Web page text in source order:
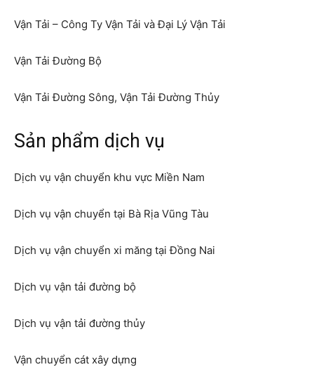
Vận Tải – Công Ty Vận Tải và Đại Lý Vận Tải
Vận Tải Đường Bộ
Vận Tải Đường Sông, Vận Tải Đường Thủy
Sản phẩm dịch vụ
Dịch vụ vận chuyển khu vực Miền Nam
Dịch vụ vận chuyển tại Bà Rịa Vũng Tàu
Dịch vụ vận chuyển xi măng tại Đồng Nai
Dịch vụ vận tải đường bộ
Dịch vụ vận tải đường thủy
Vận chuyển cát xây dựng